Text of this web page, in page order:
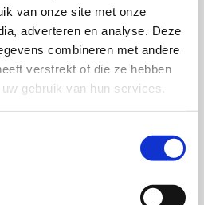
van onze site met onze
adverteren en analyse. Deze
combineren met andere
verstrekt of die ze hebben
gebruik van hun services.
boodschap leidt tot
Daarbij heeft ze bijzondere
processen die
oplossingen en
en